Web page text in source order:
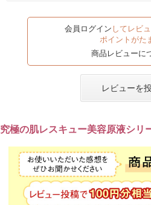
会員ログイン してレビ
ポイントがた
商品レビューに
レビューを
究極の肌レスキュー美容原液シリ